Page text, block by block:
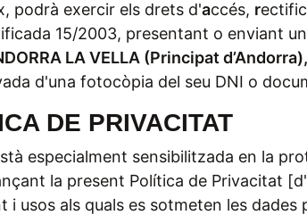
podrà exercir els drets d'accés, r
15/2003, presentant o enviant
LA VELLA (Principat d’Andorra),
d'una fotocòpia del seu DNI o
DE PRIVACITAT
especialment sensibilitzada en la
la present Política de Privacitat
i usos als quals es sotmeten les